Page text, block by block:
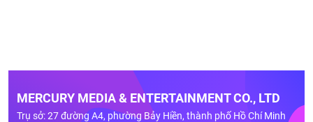
MERCURY MEDIA & ENTERTAINMENT CO., LTD
Trụ sở: 27 đường A4, phường Bảy Hiền, thành phố Hồ Chí Minh